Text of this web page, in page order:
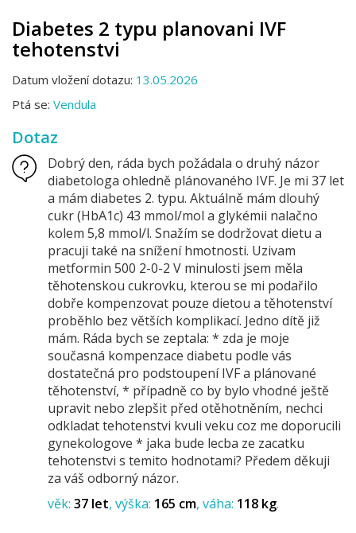
Diabetes 2 typu planovani IVF
tehotenstvi
Datum vložení dotazu: 13.05.2026
Ptá se: Vendula
Dotaz
Dobrý den, ráda bych požádala o druhý názor
diabetologa ohledně plánovaného IVF. Je mi 37 let
a mám diabetes 2. typu. Aktuálně mám dlouhý
cukr (HbA1c) 43 mmol/mol a glykémii nalačno
kolem 5,8 mmol/l. Snažím se dodržovat dietu a
pracuji také na snížení hmotnosti. Uzivam
metformin 500 2-0-2 V minulosti jsem měla
těhotenskou cukrovku, kterou se mi podařilo
dobře kompenzovat pouze dietou a těhotenství
proběhlo bez větších komplikací. Jedno dítě již
mám. Ráda bych se zeptala: * zda je moje
současná kompenzace diabetu podle vás
dostatečná pro podstoupení IVF a plánované
těhotenství, * případně co by bylo vhodné ještě
upravit nebo zlepšit před otěhotněním, nechci
odkladat tehotenstvi kvuli veku coz me doporucili
gynekologove * jaka bude lecba ze zacatku
tehotenstvi s temito hodnotami? Předem děkuji
za váš odborný názor.
věk: 37 let výška: 165 cm váha: 118 kg